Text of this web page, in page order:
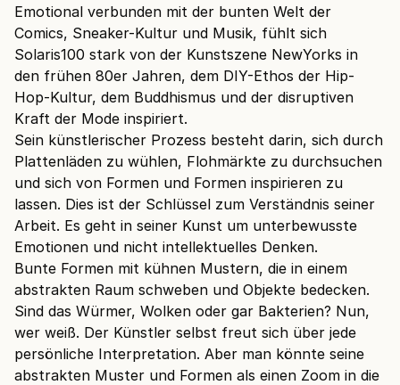
Emotional verbunden mit der bunten Welt der
Comics, Sneaker-Kultur und Musik, fühlt sich
Solaris100 stark von der Kunstszene NewYorks in
den frühen 80er Jahren, dem DIY-Ethos der Hip-
Hop-Kultur, dem Buddhismus und der disruptiven
Kraft der Mode inspiriert.
Sein künstlerischer Prozess besteht darin, sich durch
Plattenläden zu wühlen, Flohmärkte zu durchsuchen
und sich von Formen und Formen inspirieren zu
lassen. Dies ist der Schlüssel zum Verständnis seiner
Arbeit. Es geht in seiner Kunst um unterbewusste
Emotionen und nicht intellektuelles Denken.
Bunte Formen mit kühnen Mustern, die in einem
abstrakten Raum schweben und Objekte bedecken.
Sind das Würmer, Wolken oder gar Bakterien? Nun,
wer weiß. Der Künstler selbst freut sich über jede
persönliche Interpretation. Aber man könnte seine
abstrakten Muster und Formen als einen Zoom in die